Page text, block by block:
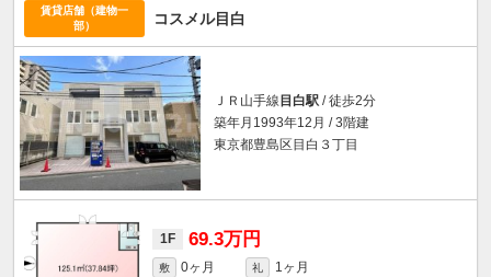
賃貸店舗（建物一
部）
コスメル目白
ＪＲ山手線 目白駅 / 徒歩2分
築年月1993年12月 / 3階建
東京都豊島区目白３丁目
1F 69.3万円
敷 0ヶ月 礼
1ヶ月